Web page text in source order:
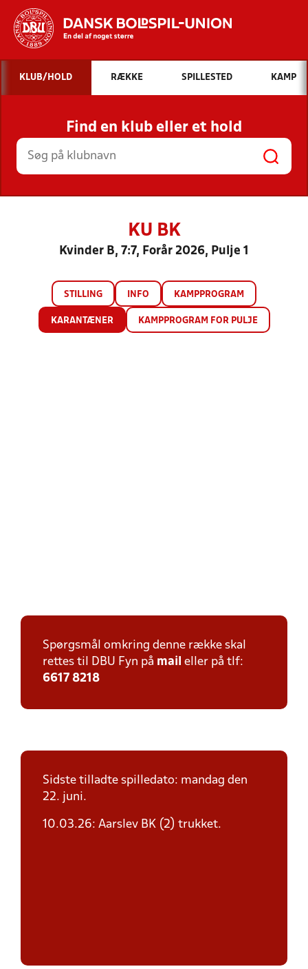
Hvad vil du søge efter?
INDHOLD OG NYHEDER
STILLINGER, RESULTATER, KLUBBER OG
HOLD
KLUB/HOLD RÆKKE SPILLESTED KAMP
Find en klub eller et hold
KU BK
Kvinder B, 7:7, Forår 2026, Pulje 1
STILLING INFO KAMPPROGRAM
KARANTÆNER KAMPPROGRAM FOR PULJE
Spørgsmål omkring denne række skal
rettes til DBU Fyn på mail eller på tlf:
6617 8218
Sidste tilladte spilledato: mandag den
22. juni.
10.03.26: Aarslev BK (2) trukket.